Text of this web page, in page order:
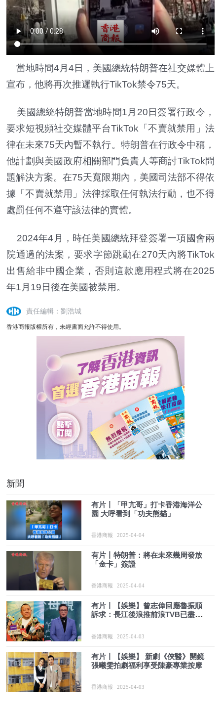
當地時間4月4日，美國總統特朗普在社交媒體上
宣布，他將再次推遲執行TikTok禁令75天。
美國總統特朗普當地時間1月20日簽署行政令，
要求短視頻社交媒體平台TikTok「不賣就禁用」法
律在未來75天內暫不執行。特朗普在行政令中稱，
他計劃與美國政府相關部門負責人等商討TikTok問
題解決方案。在75天寬限期內，美國司法部不得依
據「不賣就禁用」法律採取任何執法行動，也不得
處罰任何不遵守該法律的實體。
2024年4月，時任美國總統拜登簽署一項國會兩
院通過的法案，要求字節跳動在270天內將TikTok
出售給非中國企業，否則這款應用程式將在2025
年1月19日後在美國被禁用。
責任編輯：劉浩城
香港商報版權所有，未經書面允許不得使用。
新聞
有片丨「甲亢哥」打卡香港海洋公
園 大呼看到「功夫熊貓」
香港商報 2025-04-04
有片丨特朗普：將在未來幾周發放
「金卡」簽證
香港商報 2025-04-04
有片丨【娛樂】曾志偉回應魯振順
訴求：長江後浪推前浪TVB已盡力
香港商報 2025-04-03
有片丨【娛樂】 新劇《俠醫》開鏡
張曦雯拍劇福利享受陳豪專業按摩
香港商報 2025-04-03